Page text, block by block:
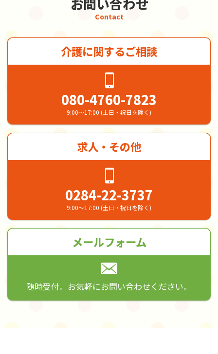
Contact
介護に関するご相談
080-4760-7823
9:00～17:00 (土日・祝日を除く)
求人・その他
0284-22-3737
9:00～17:00 (土日・祝日を除く)
メールフォーム
随時受付。お気軽にお問い合わせください。